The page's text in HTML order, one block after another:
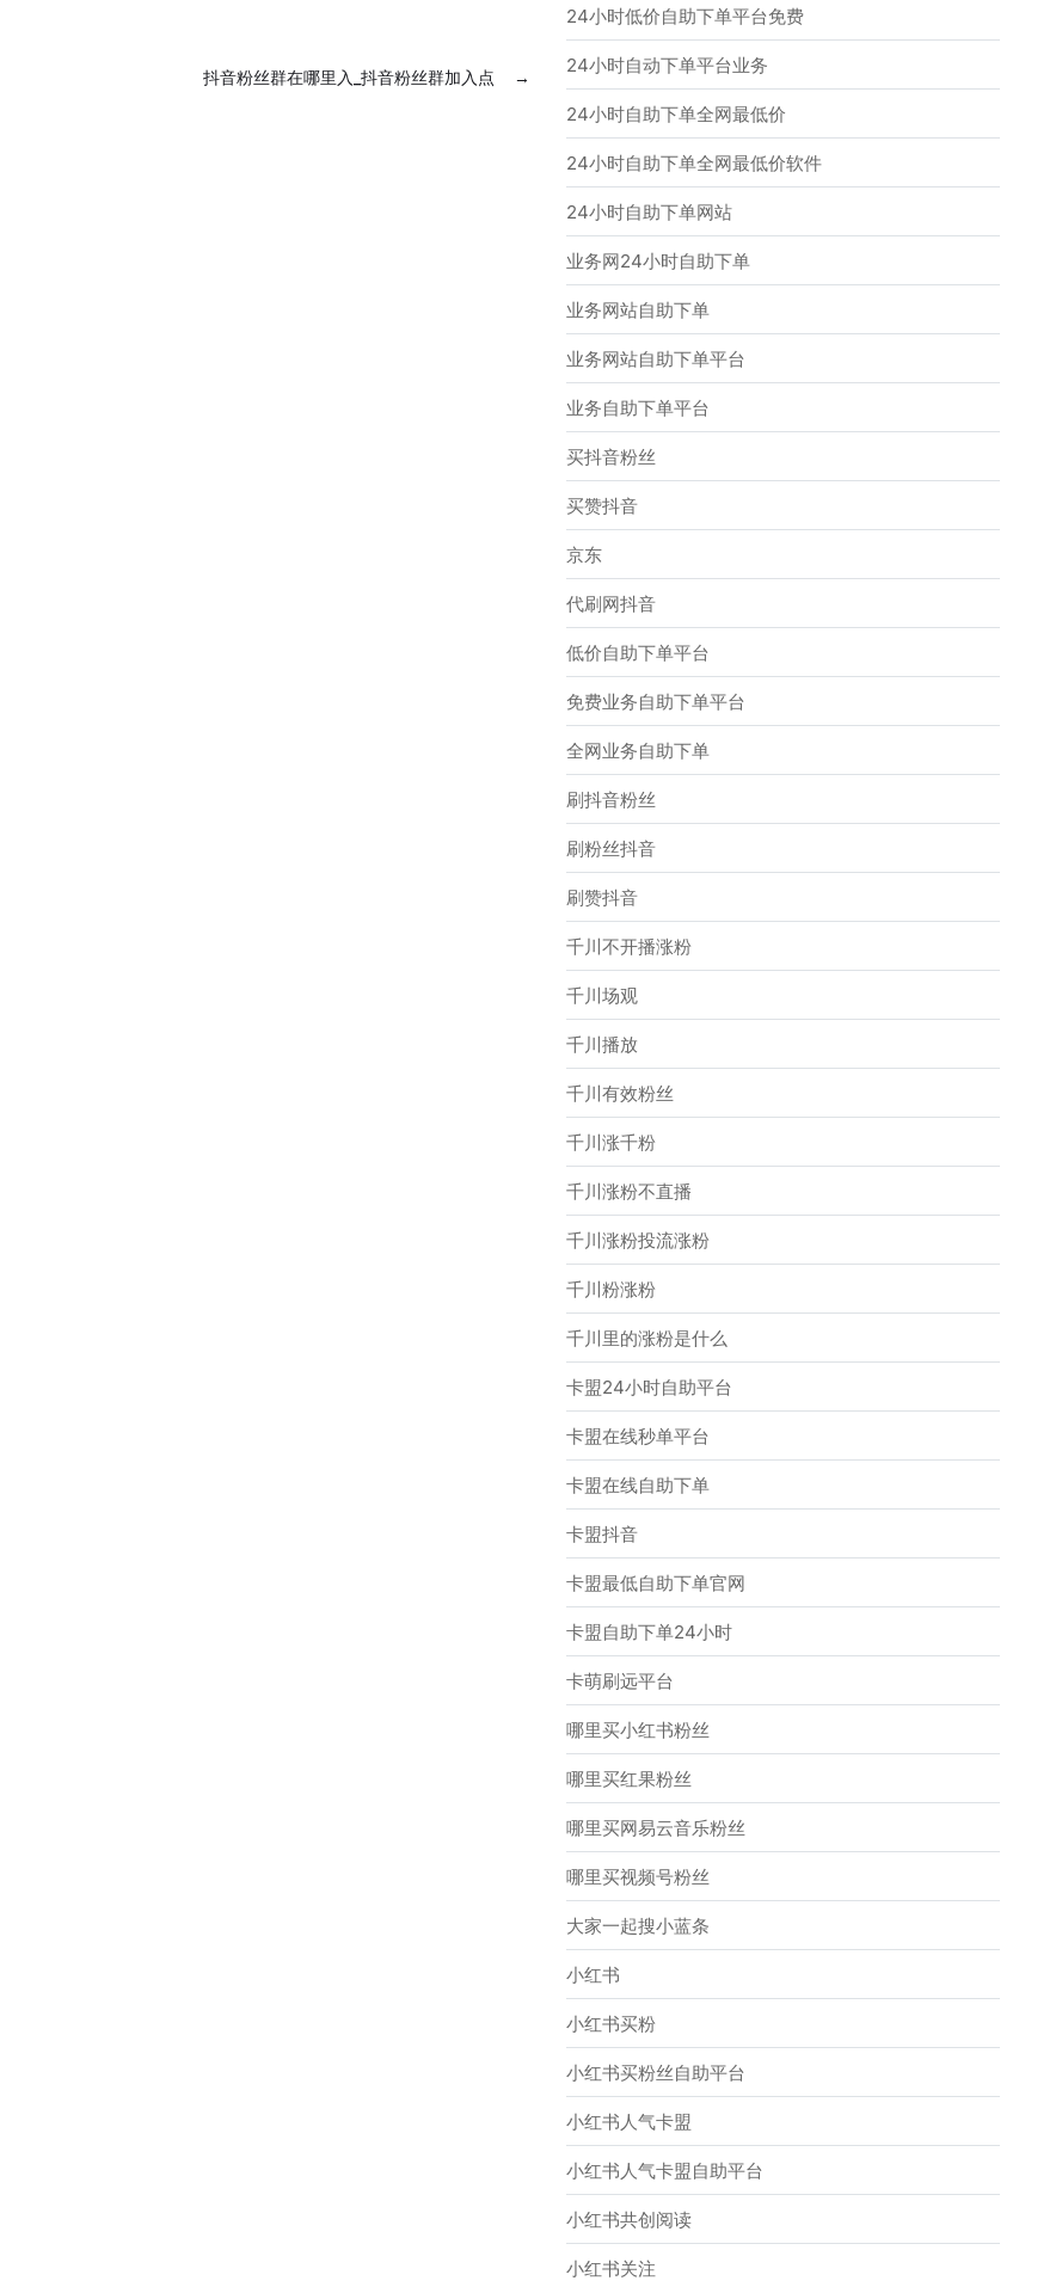
→
抖音粉丝群在哪里入_抖音粉丝群加入点
24小时低价自助下单平台免费
24小时自动下单平台业务
24小时自助下单全网最低价
24小时自助下单全网最低价软件
24小时自助下单网站
业务网24小时自助下单
业务网站自助下单
业务网站自助下单平台
业务自助下单平台
买抖音粉丝
买赞抖音
京东
代刷网抖音
低价自助下单平台
免费业务自助下单平台
全网业务自助下单
刷抖音粉丝
刷粉丝抖音
刷赞抖音
千川不开播涨粉
千川场观
千川播放
千川有效粉丝
千川涨千粉
千川涨粉不直播
千川涨粉投流涨粉
千川粉涨粉
千川里的涨粉是什么
卡盟24小时自助平台
卡盟在线秒单平台
卡盟在线自助下单
卡盟抖音
卡盟最低自助下单官网
卡盟自助下单24小时
卡萌刷远平台
哪里买小红书粉丝
哪里买红果粉丝
哪里买网易云音乐粉丝
哪里买视频号粉丝
大家一起搜小蓝条
小红书
小红书买粉
小红书买粉丝自助平台
小红书人气卡盟
小红书人气卡盟自助平台
小红书共创阅读
小红书关注